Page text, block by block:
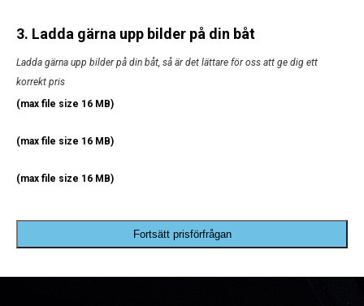
3. Ladda gärna upp bilder på din båt
Ladda gärna upp bilder på din båt, så är det lättare för oss att ge dig ett
korrekt pris
(max file size 16 MB)
(max file size 16 MB)
(max file size 16 MB)
Fortsätt prisförfrågan